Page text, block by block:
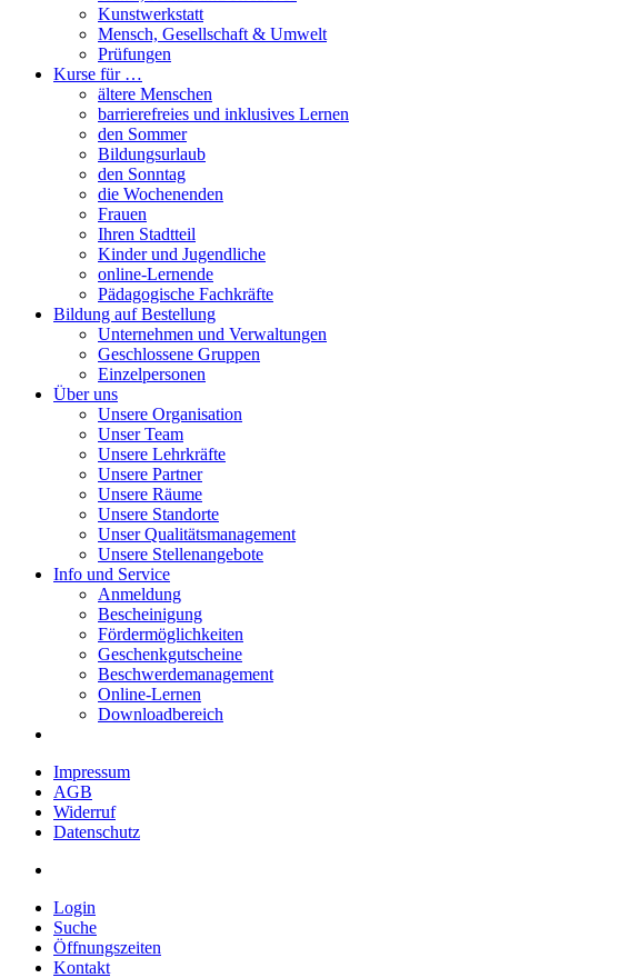
Kunstwerkstatt
Mensch, Gesellschaft & Umwelt
Prüfungen
Kurse für …
ältere Menschen
barrierefreies und inklusives Lernen
den Sommer
Bildungsurlaub
den Sonntag
die Wochenenden
Frauen
Ihren Stadtteil
Kinder und Jugendliche
online-Lernende
Pädagogische Fachkräfte
Bildung auf Bestellung
Unternehmen und Verwaltungen
Geschlossene Gruppen
Einzelpersonen
Über uns
Unsere Organisation
Unser Team
Unsere Lehrkräfte
Unsere Partner
Unsere Räume
Unsere Standorte
Unser Qualitätsmanagement
Unsere Stellenangebote
Info und Service
Anmeldung
Bescheinigung
Fördermöglichkeiten
Geschenkgutscheine
Beschwerdemanagement
Online-Lernen
Downloadbereich
Impressum
AGB
Widerruf
Datenschutz
Login
Suche
Öffnungszeiten
Kontakt